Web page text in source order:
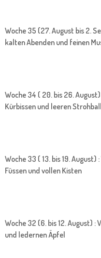
Woche 35 (27. August bis 2.
kalten Abenden und feinen
Woche 34 ( 20. bis 26.
Kürbissen und leeren
Woche 33 ( 13. bis 19.
Füssen und vollen Kisten
Woche 32 (6. bis 12. August) :
und ledernen Äpfel